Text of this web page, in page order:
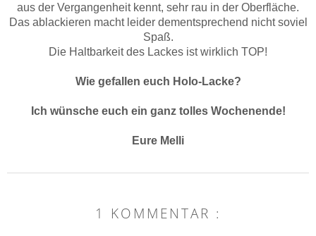
aus der Vergangenheit kennt, sehr rau in der Oberfläche.
Das ablackieren macht leider dementsprechend nicht soviel
Spaß.
Die Haltbarkeit des Lackes ist wirklich TOP!
Wie gefallen euch Holo-Lacke?
Ich wünsche euch ein ganz tolles Wochenende!
Eure Melli
1 KOMMENTAR :